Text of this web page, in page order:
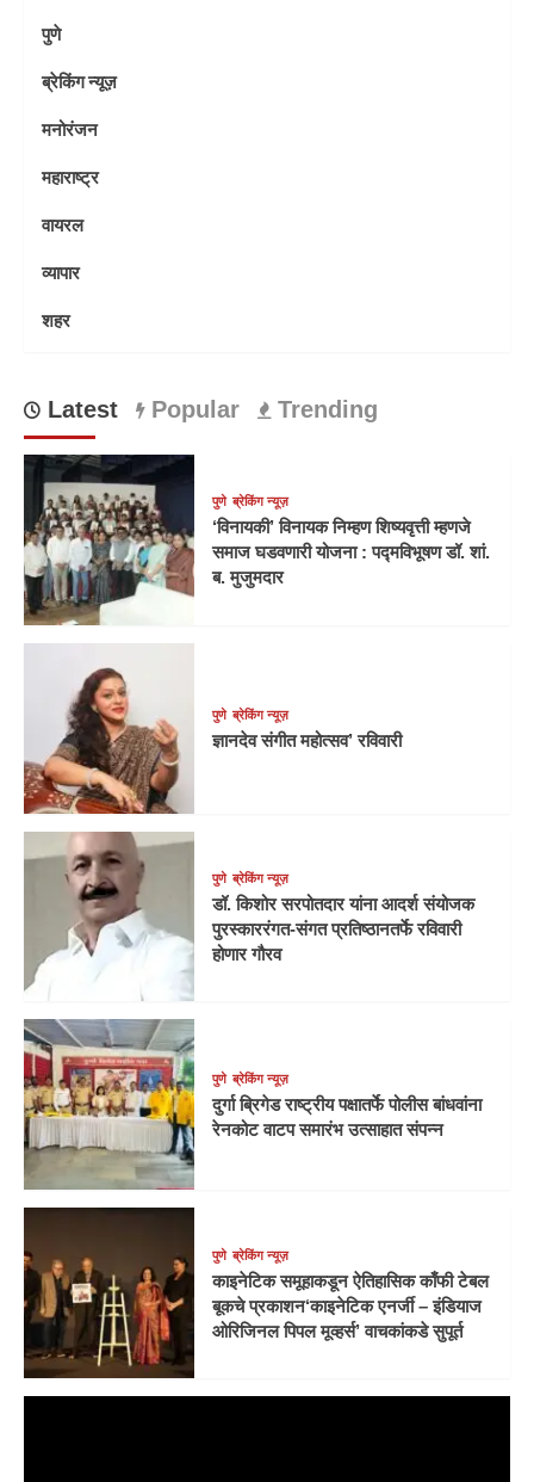
पुणे
ब्रेकिंग न्यूज़
मनोरंजन
महाराष्ट्र
वायरल
व्यापार
शहर
Latest Popular Trending
पुणे ब्रेकिंग न्यूज़
‘विनायकी’ विनायक निम्हण शिष्यवृत्ती म्हणजे
समाज घडवणारी योजना : पद्मविभूषण डॉ. शां.
ब. मुजुमदार
पुणे ब्रेकिंग न्यूज़
ज्ञानदेव संगीत महोत्सव’ रविवारी
पुणे ब्रेकिंग न्यूज़
डॉ. किशोर सरपोतदार यांना आदर्श संयोजक
पुरस्काररंगत-संगत प्रतिष्ठानतर्फे रविवारी
होणार गौरव
पुणे ब्रेकिंग न्यूज़
दुर्गा ब्रिगेड राष्ट्रीय पक्षातर्फे पोलीस बांधवांना
रेनकोट वाटप समारंभ उत्साहात संपन्न
पुणे ब्रेकिंग न्यूज़
काइनेटिक समूहाकडून ऐतिहासिक काँफी टेबल
बूकचे प्रकाशन‘काइनेटिक एनर्जी – इंडियाज
ओरिजिनल पिपल मूव्हर्स’ वाचकांकडे सुपूर्त